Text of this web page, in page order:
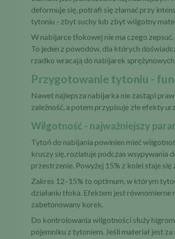
deformuje się, potrafi się złamać przy
tytoniu - zbyt suchy lub zbyt wilgotny
W nabijarce tłokowej nie ma czego
To jeden z powodów, dla których
rzadko wracają do nabijarek
Przygotowanie tytoniu -
Nawet najlepsza nabijarka nie zastąpi
zależność, a potem przypisuje złe efekty
Wilgotność - najważniejszy
Tytoń do nabijania powinien mieć
kruszy się, rozlatuje podczas wsypywania
przestrzenie. Powyżej 15% z kolei staje
Zakres 12–15% to optimum, w którym
działaniu tłoka. Efektem jest
zabetonowany korek.
Do kontrolowania wilgotności służy
pojemniku z tytoniem. Jeśli materiał jest